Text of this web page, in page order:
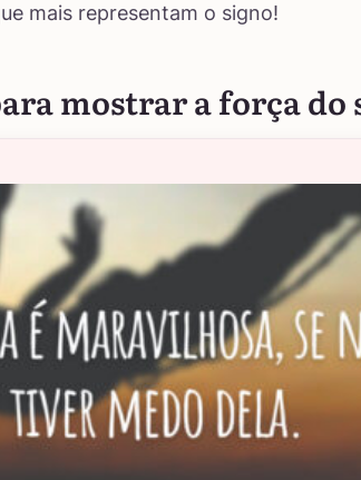
mais representam o signo!
mostrar a força do